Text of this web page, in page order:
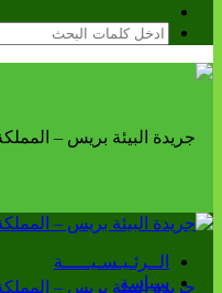
الــرئـيـسـيـــــة
سياسة